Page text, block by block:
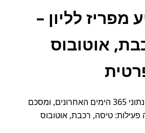
מפריז לליון –
אוטובוס
המידע מבוסס על נתוני 365 הימים האחרונים, ומסכם
טיסה, רכבת, אוטובוס